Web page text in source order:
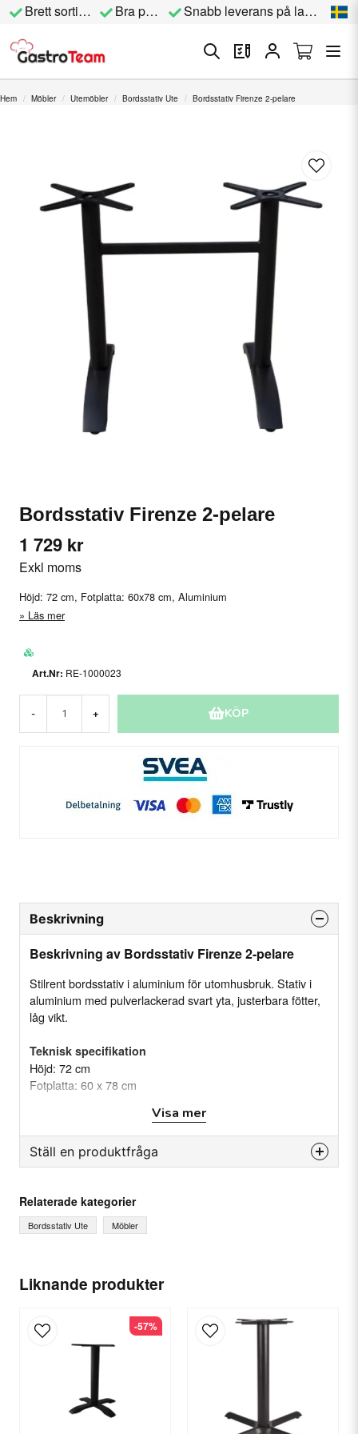
Brett sortiment Bra priser Snabb leverans på lagervara
Hem Möbler Utemöbler Bordsstativ Ute Bordsstativ Firenze 2-pelare
Bordsstativ Firenze 2-pelare
1 729 kr
Exkl moms
Höjd: 72 cm, Fotplatta: 60x78 cm, Aluminium
Läs mer
RE-1000023
- + KÖP
Liknande produkter
-57%
Beskrivning
Beskrivning av Bordsstativ Firenze 2-pelare
Stilrent bordsstativ i aluminium för utomhusbruk. Stativ i
aluminium med pulverlackerad svart yta, justerbara fötter,
låg vikt.
Teknisk specifikation
Höjd: 72 cm
Fotplatta: 60 x 78 cm
Vikt: 13 Kg
Visa mer
Ställ en produktfråga
Fråga oss något om denna produkten...
Ditt namn
email
E-postadress
Ja, ni får publicera min fråga
Relaterade kategorier
Bordsstativ Ute Möbler